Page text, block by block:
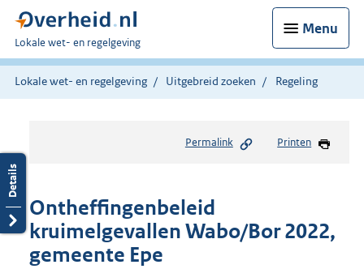
Menu
U
bent
hier:
Lokale wet- en regelgeving
Lokale wet- en regelgeving Uitgebreid zoeken Regeling
Permalink Printen
Ontheffingenbeleid
kruimelgevallen Wabo/Bor 2022,
gemeente Epe